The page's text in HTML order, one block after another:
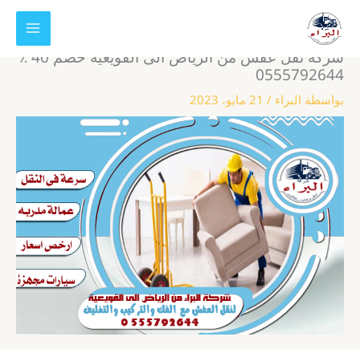
تخطي
المحتوى
شركة نقل عفش من الرياض الى القويعية خصم 40 ٪
0555792644
بواسطة البراء / 21 مايو، 2023